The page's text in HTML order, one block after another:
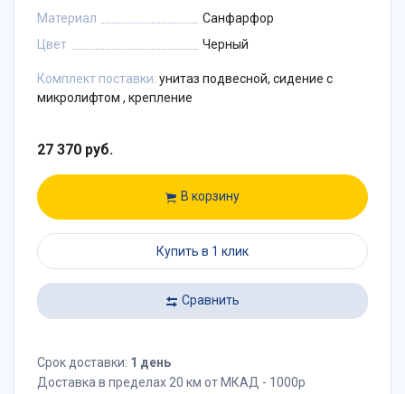
Материал
Санфарфор
Цвет
Черный
Комплект поставки: унитаз подвесной, сидение с
микролифтом , крепление
27 370 руб.
В корзину
Купить в 1 клик
Сравнить
Срок доставки: 1 день
Доставка в пределах 20 км от МКАД - 1000р